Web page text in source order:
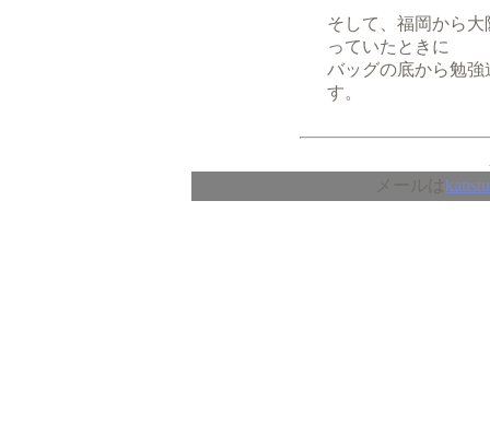
そして、福岡から
っていたときに
バッグの底から勉
す。
メールは